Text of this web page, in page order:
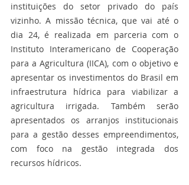
instituições do setor privado do país
vizinho. A missão técnica, que vai até o
dia 24, é realizada em parceria com o
Instituto Interamericano de Cooperação
para a Agricultura (IICA), com o objetivo e
apresentar os investimentos do Brasil em
infraestrutura hídrica para viabilizar a
agricultura irrigada. Também serão
apresentados os arranjos institucionais
para a gestão desses empreendimentos,
com foco na gestão integrada dos
recursos hídricos.